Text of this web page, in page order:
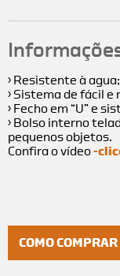
› Resistente à agua;
› Sistema de fácil e
› Fecho em “U” e
› Bolso interno
pequenos objetos.
Confira o vídeo-
COMO COMPRAR